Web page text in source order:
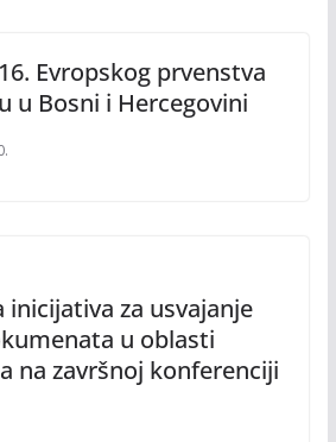
Evropskog prvenstva
u Bosni i Hercegovini
inicijativa za usvajanje
u oblasti
na završnoj konferenciji